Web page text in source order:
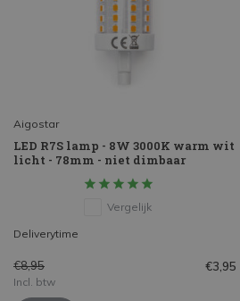
Aigostar
LED R7S lamp - 8W 3000K warm wit
licht - 78mm - niet dimbaar
Vergelijk
Deliverytime
€8,95 €3,95
Incl. btw